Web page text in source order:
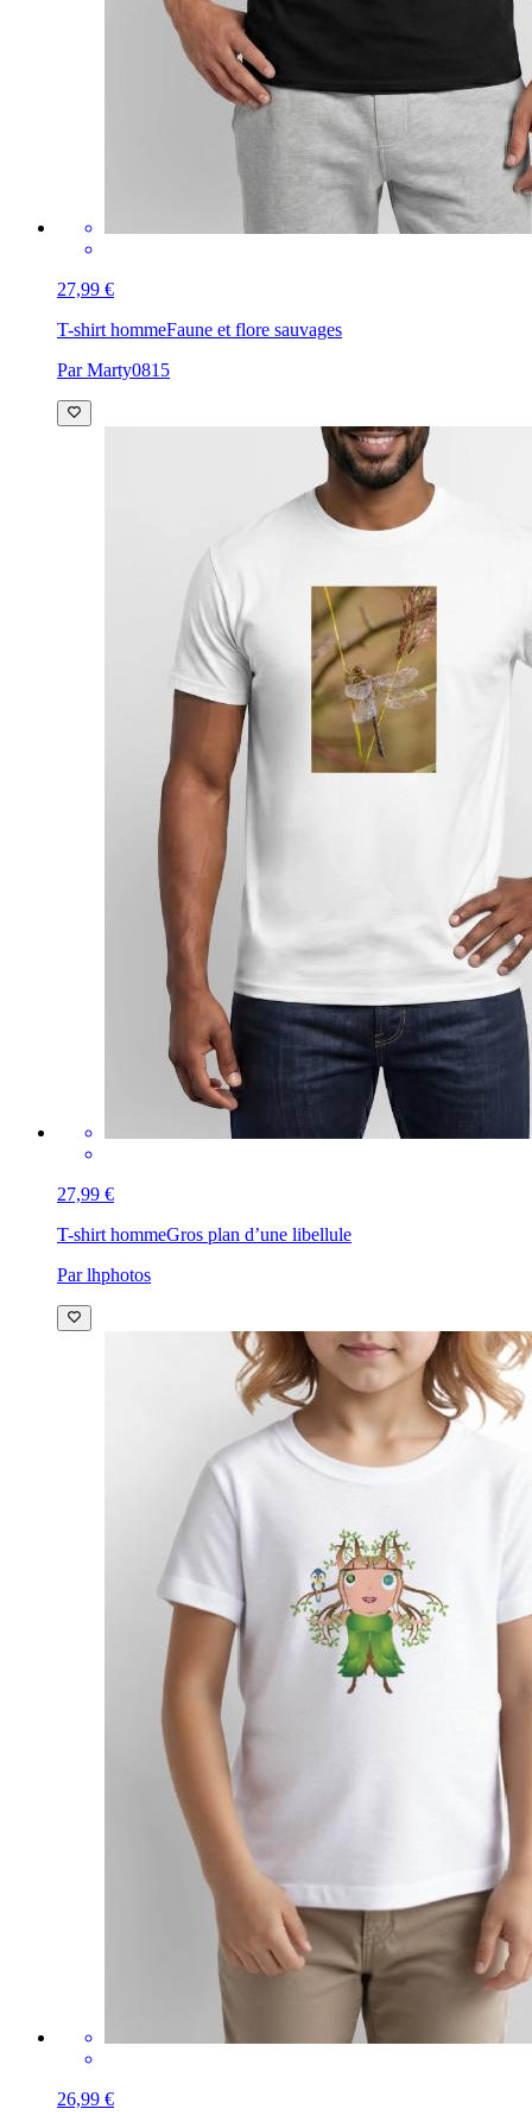
27,99 €
T-shirt hommeFaune et flore sauvages
Par Marty0815
27,99 €
T-shirt hommeGros plan d’une libellule
Par lhphotos
26,99 €